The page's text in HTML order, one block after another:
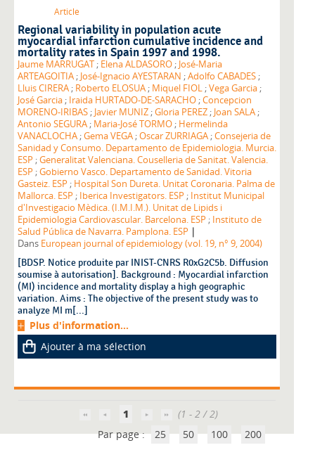
Article
Regional variability in population acute
myocardial infarction cumulative incidence and
mortality rates in Spain 1997 and 1998.
Jaume MARRUGAT ; Elena ALDASORO ; José-Maria
ARTEAGOITIA ; José-Ignacio AYESTARAN ;Adolfo CABADES ;
Lluis CIRERA ; Roberto ELOSUA ; Miquel FIOL ;Vega Garcia ;
José Garcia ; Iraida HURTADO-DE-SARACHO ;Concepcion
MORENO-IRIBAS ; Javier MUNIZ ;Gloria PEREZ ; Joan SALA ;
Antonio SEGURA ; Maria-José TORMO ; Hermelinda
VANACLOCHA ;Gema VEGA ;Oscar ZURRIAGA ;Consejeria de
Sanidad y Consumo. Departamento de Epidemiologia. Murcia.
ESP ;Generalitat Valenciana. Couselleria de Sanitat. Valencia.
ESP ;Gobierno Vasco. Departamento de Sanidad. Vitoria
Gasteiz. ESP ; Hospital Son Dureta. Unitat Coronaria. Palma de
Mallorca. ESP ; Iberica Investigators. ESP ; Institut Municipal
d'Investigacio Mèdica. (I.M.I.M.). Unitat de Lipids i
Epidemiologia Cardiovascular. Barcelona. ESP ; Instituto de
Salud Pública de Navarra. Pamplona. ESP |
Dans European journal of epidemiology (vol. 19, n° 9, 2004)
[BDSP. Notice produite par INIST-CNRS R0xG2C5b. Diffusion
soumise à autorisation]. Background : Myocardial infarction
(MI) incidence and mortality display a high geographic
variation. Aims : The objective of the present study was to
analyze MI m[...]
Plus d'information...
Ajouter à ma sélection
1
(1 - 2 / 2)
Par page : 25 50 100 200